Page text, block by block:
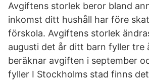
Avgiftens storlek beror bland
inkomst ditt hushåll har före
förskola. Avgiftens storlek
augusti det år ditt barn fyller tre
beräknar avgiften i september
fyller I Stockholms stad finns